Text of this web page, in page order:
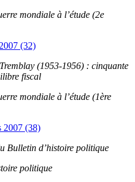
mondiale à l’étude (2e
(32)
(1953-1956) : cinquante
fiscal
mondiale à l’étude (1ère
2007 (38)
Bulletin d’histoire politique
politique